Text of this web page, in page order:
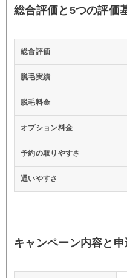
総合評価と5つの評価
総合評価
脱毛実績
脱毛料金
オプション料金
予約の取りやすさ
通いやすさ
キャンペーン内容と